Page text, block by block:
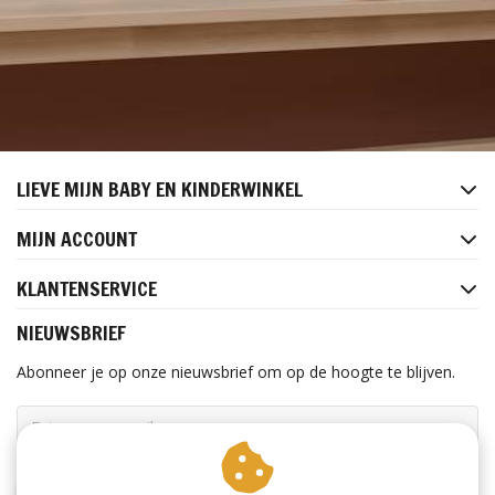
LIEVE MIJN BABY EN KINDERWINKEL
MIJN ACCOUNT
KLANTENSERVICE
NIEUWSBRIEF
Abonneer je op onze nieuwsbrief om op de hoogte te blijven.